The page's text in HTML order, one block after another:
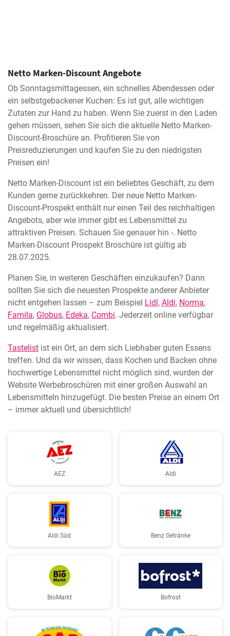
Netto Marken-Discount Angebote
Ob Sonntagsmittagessen, ein schnelles Abendessen oder
ein selbstgebackener Kuchen: Es ist gut, alle wichtigen
Zutaten zur Hand zu haben. Wenn Sie zuerst in den Laden
gehen müssen, sehen Sie sich die aktuelle Netto Marken-
Discount-Broschüre an. Profitieren Sie von
Preisreduzierungen und kaufen Sie zu den niedrigsten
Preisen ein!
Netto Marken-Discount ist ein beliebtes Geschäft, zu dem
Kunden gerne zurückkehren. Der neue Netto Marken-
Discount-Prospekt enthält nur einen Teil des reichhaltigen
Angebots, aber wie immer gibt es Lebensmittel zu
attraktiven Preisen. Schauen Sie genauer hin -. Netto
Marken-Discount Prospekt Broschüre ist gültig ab
28.07.2025.
Planen Sie, in weiteren Geschäften einzukaufen? Dann
sollten Sie sich die neuesten Prospekte anderer Anbieter
nicht entgehen lassen – zum Beispiel Lidl, Aldi, Norma,
Famila, Globus, Edeka, Combi. Jederzeit online verfügbar
und regelmäßig aktualisiert.
Tastelist ist ein Ort, an dem sich Liebhaber guten Essens
treffen. Und da wir wissen, dass Kochen und Backen ohne
hochwertige Lebensmittel nicht möglich sind, wurden der
Website Werbebroschüren mit einer großen Auswahl an
Lebensmitteln hinzugefügt. Die besten Preise an einem Ort
– immer aktuell und übersichtlich!
AEZ Aldi
Aldi Süd Benz Getränke
BioMarkt Bofrost